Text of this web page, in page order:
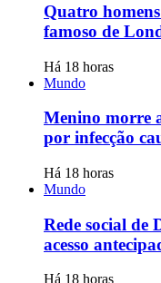
Quatro
famoso de
Há 18 horas
Mundo
Menino morre
por infecção
Há 18 horas
Mundo
Rede social de
acesso
Há 18 horas